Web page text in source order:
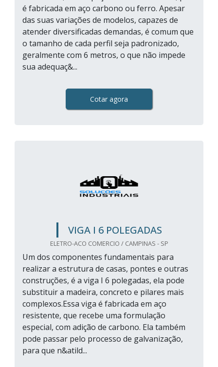
é fabricada em aço carbono ou ferro. Apesar
das suas variações de modelos, capazes de
atender diversificadas demandas, é comum que
o tamanho de cada perfil seja padronizado,
geralmente com 6 metros, o que não impede
sua adequaç&...
Cotar agora
VIGA I 6 POLEGADAS
ELETRO-ACO COMERCIO / CAMPINAS - SP
Um dos componentes fundamentais para
realizar a estrutura de casas, pontes e outras
construções, é a viga I 6 polegadas, ela pode
substituir a madeira, concreto e pilares mais
complexos.Essa viga é fabricada em aço
resistente, que recebe uma formulação
especial, com adição de carbono. Ela também
pode passar pelo processo de galvanização,
para que n&atild...